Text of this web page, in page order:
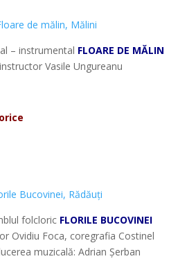
– instrumental FLOARE DE MĂLIN
Vasile Ungureanu
folcloric FLORILE BUCOVINEI
Ovidiu Foca, coregrafia Costinel
muzicală: Adrian Șerban